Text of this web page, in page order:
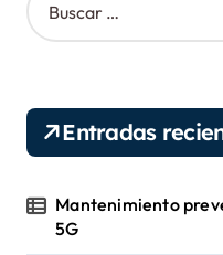
u
r
Entradas
Mantenimiento
5G